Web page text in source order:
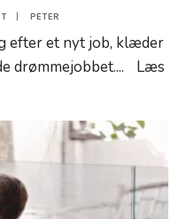
| PETER
efter et nyt job, klæder
drømmejobbet....
Læs